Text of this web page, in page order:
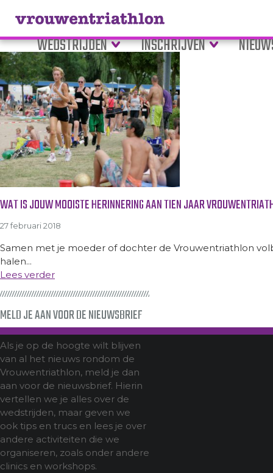
WEDSTRIJDEN INSCHRIJVEN
Tag Archive: 10 jaar
WAT IS JOUW MOOISTE HERINNERING AAN TIEN JAAR
27 februari 2018
Samen met je moeder of dochter de Vrouwentriathlon
halen...
Lees verder
MELD JE AAN VOOR DE NIEUWSBRIEF
Als je op de hoogte wilt blijven
van al het nieuws rondom de
Vrouwentriathlon, meld je dan
aan voor de nieuwsbrief. Hierin
vertellen we je alles over de
wedstrijden, maar geven we
ook tips en trucs en lees je over
andere activiteiten die we
organiseren, zoals onder andere
clinics en workshops.